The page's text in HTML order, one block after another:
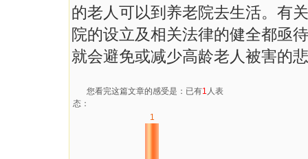
的老人可以到养老院去生活。有
院的设立及相关法律的健全都亟
就会避免或减少高龄老人被害的
您看完这篇文章的感受是：已有1 人表
态：
1